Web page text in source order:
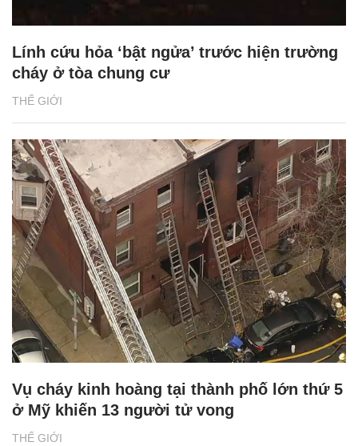
THẾ GIỚI
Lính cứu hỏa ‘bật ngửa’ trước hiện trường
cháy ở tòa chung cư
THẾ GIỚI
Vụ cháy kinh hoàng tại thành phố lớn thứ 5
ở Mỹ khiến 13 người tử vong